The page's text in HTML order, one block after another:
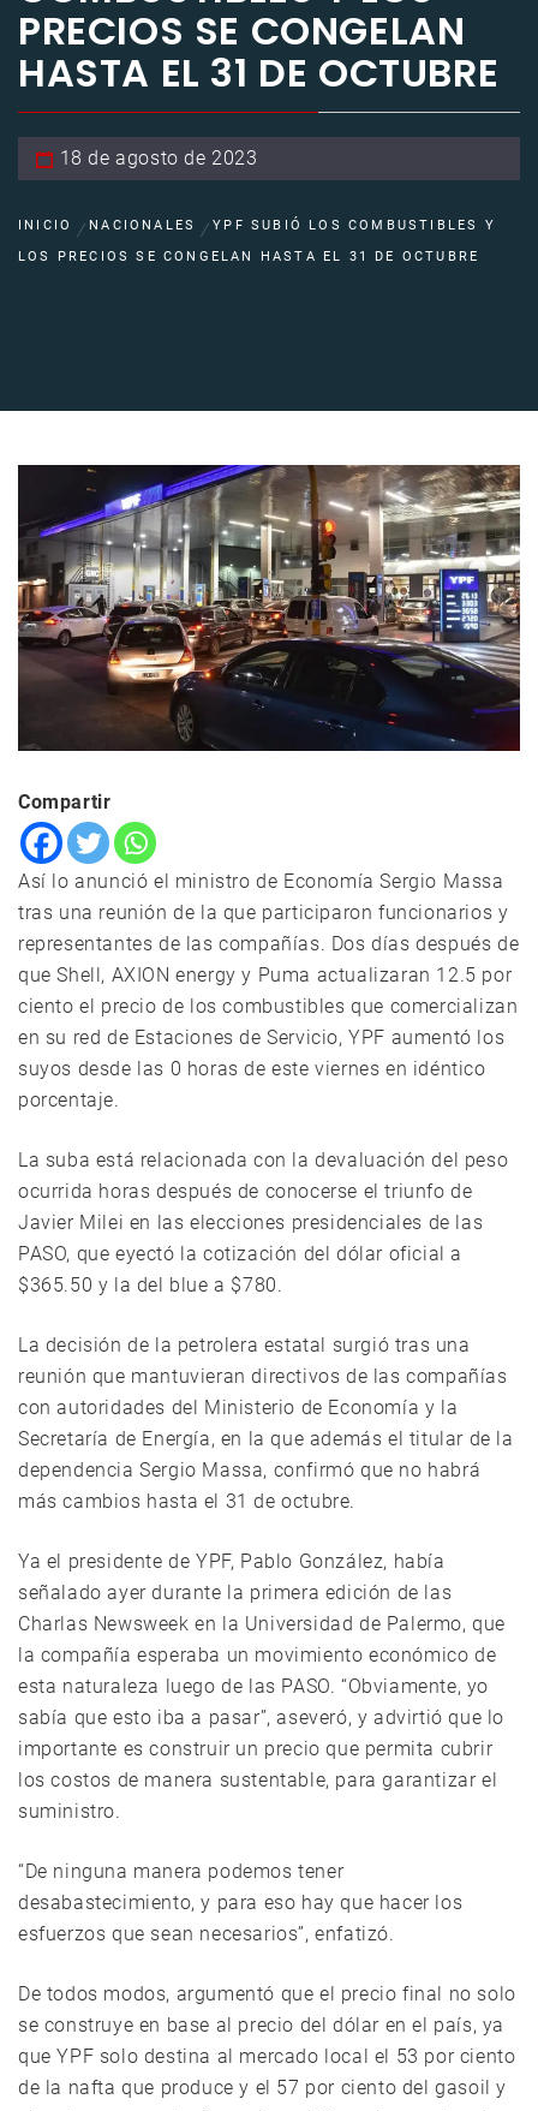
PRECIOS SE CONGELAN
HASTA EL 31 DE OCTUBRE
18 de agosto de 2023
INICIO NACIONALES
YPF SUBIÓ LOS COMBUSTIBLES Y
LOS PRECIOS SE CONGELAN HASTA EL 31 DE OCTUBRE
Compartir
Así lo anunció el ministro de Economía Sergio Massa
tras una reunión de la que participaron funcionarios y
representantes de las compañías. Dos días después de
que Shell, AXION energy y Puma actualizaran 12.5 por
ciento el precio de los combustibles que comercializan
en su red de Estaciones de Servicio, YPF aumentó los
suyos desde las 0 horas de este viernes en idéntico
porcentaje.
La suba está relacionada con la devaluación del peso
ocurrida horas después de conocerse el triunfo de
Javier Milei en las elecciones presidenciales de las
PASO, que eyectó la cotización del dólar oficial a
$365.50 y la del blue a $780.
La decisión de la petrolera estatal surgió tras una
reunión que mantuvieran directivos de las compañías
con autoridades del Ministerio de Economía y la
Secretaría de Energía, en la que además el titular de la
dependencia Sergio Massa, confirmó que no habrá
más cambios hasta el 31 de octubre.
Ya el presidente de YPF, Pablo González, había
señalado ayer durante la primera edición de las
Charlas Newsweek en la Universidad de Palermo, que
la compañía esperaba un movimiento económico de
esta naturaleza luego de las PASO. “Obviamente, yo
sabía que esto iba a pasar”, aseveró, y advirtió que lo
importante es construir un precio que permita cubrir
los costos de manera sustentable, para garantizar el
suministro.
“De ninguna manera podemos tener
desabastecimiento, y para eso hay que hacer los
esfuerzos que sean necesarios”, enfatizó.
De todos modos, argumentó que el precio final no solo
se construye en base al precio del dólar en el país, ya
que YPF solo destina al mercado local el 53 por ciento
de la nafta que produce y el 57 por ciento del gasoil y